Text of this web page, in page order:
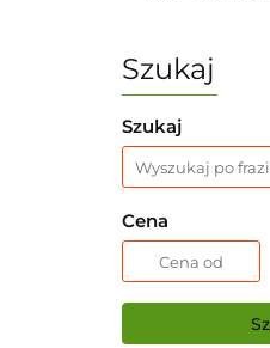
Szukaj
Szukaj
Cena